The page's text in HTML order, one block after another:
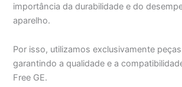
importância da durabilidade e do
aparelho.
Por isso, utilizamos exclusivamente
garantindo a qualidade e a
Free GE.